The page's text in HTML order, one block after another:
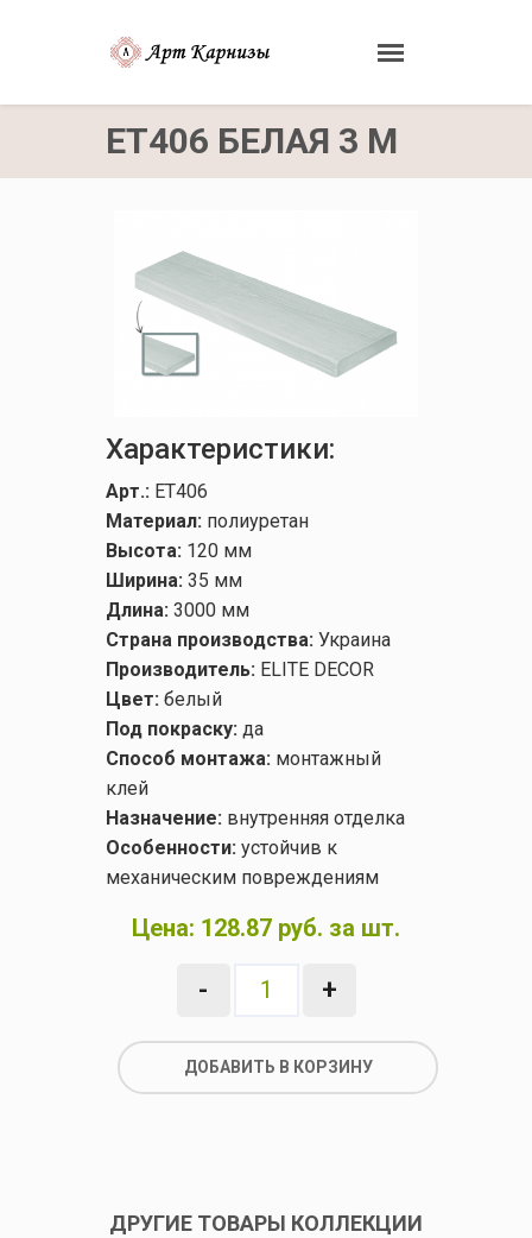
ET406 БЕЛАЯ 3 М
Характеристики:
Арт.: ET406
Материал: полиуретан
Высота: 120 мм
Ширина: 35 мм
Длина: 3000 мм
Страна производства: Украина
Производитель: ELITE DECOR
Цвет: белый
Под покраску: да
Способ монтажа: монтажный
клей
Назначение: внутренняя отделка
Особенности: устойчив к
механическим повреждениям
Цена: 128.87 руб. за шт.
- +
ДОБАВИТЬ В КОРЗИНУ
ДРУГИЕ ТОВАРЫ КОЛЛЕКЦИИ